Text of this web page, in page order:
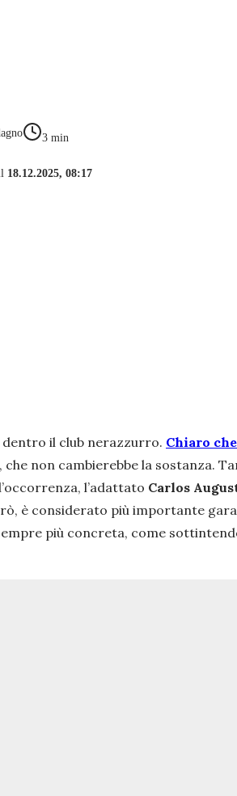
3 min
18.12.2025, 08:17
dentro il club nerazzurro. Chiaro
non cambierebbe la sostanza.
l’adattato Carlos
è considerato più importante
più concreta, come